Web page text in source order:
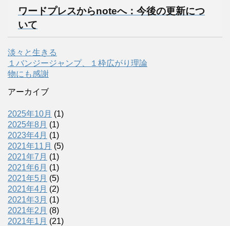
ワードプレスからnoteへ：今後の更新につ
いて
淡々と生きる
１バンジージャンプ、１枠広がり理論
物にも感謝
アーカイブ
2025年10月 (1)
2025年8月 (1)
2023年4月 (1)
2021年11月 (5)
2021年7月 (1)
2021年6月 (1)
2021年5月 (5)
2021年4月 (2)
2021年3月 (1)
2021年2月 (8)
2021年1月 (21)